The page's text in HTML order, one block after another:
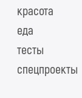
красота
еда
тесты
спецпроекты